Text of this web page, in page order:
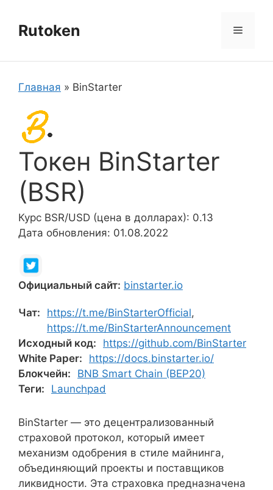
содержимому
Rutoken Меню
Главная » BinStarter
Токен BinStarter
(BSR)
Курс BSR/USD (цена в долларах): 0.13
Дата обновления: 01.08.2022
Официальный сайт: binstarter.io
Чат: https://t.me/BinStarterOfficial,
https://t.me/BinStarterAnnouncement
Исходный код:
https://github.com/BinStarter
White Paper:
https://docs.binstarter.io/
Блокчейн:
BNB Smart Chain (BEP20)
Теги:
Launchpad
BinStarter — это децентрализованный
страховой протокол, который имеет
механизм одобрения в стиле майнинга,
объединяющий проекты и поставщиков
ликвидности. Эта страховка предназначена